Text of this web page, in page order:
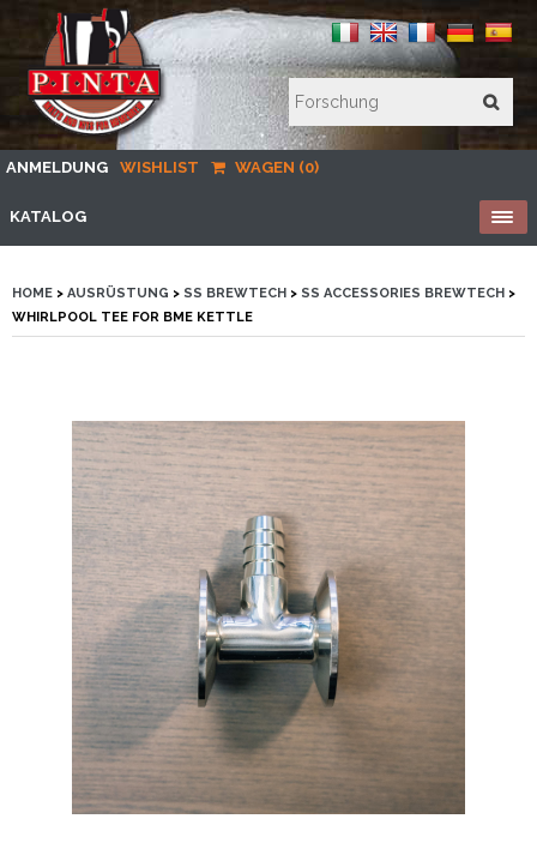
ANMELDUNG WISHLIST WAGEN (0)
KATALOG
HOME > AUSRÜSTUNG > SS BREWTECH > SS ACCESSORIES BREWTECH >
WHIRLPOOL TEE FOR BME KETTLE